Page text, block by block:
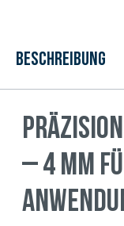
Beschreibung
– 4 mm